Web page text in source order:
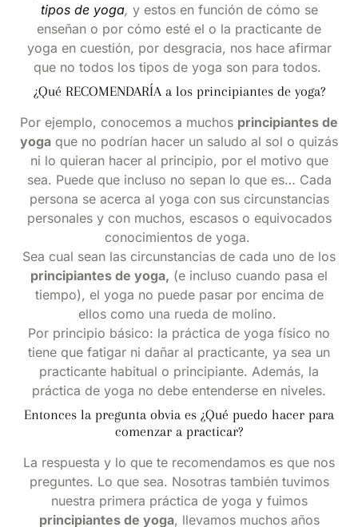
tipos de yoga, y estos en función de cómo se
enseñan o por cómo esté el o la practicante de
yoga en cuestión, por desgracia, nos hace afirmar
que no todos los tipos de yoga son para todos.
¿Qué RECOMENDARÍA a los principiantes de yoga?
Por ejemplo, conocemos a muchos principiantes de
yoga que no podrían hacer un saludo al sol o quizás
ni lo quieran hacer al principio, por el motivo que
sea. Puede que incluso no sepan lo que es… Cada
persona se acerca al yoga con sus circunstancias
personales y con muchos, escasos o equivocados
conocimientos de yoga.
Sea cual sean las circunstancias de cada uno de los
principiantes de yoga, (e incluso cuando pasa el
tiempo), el yoga no puede pasar por encima de
ellos como una rueda de molino.
Por principio básico: la práctica de yoga físico no
tiene que fatigar ni dañar al practicante, ya sea un
practicante habitual o principiante. Además, la
práctica de yoga no debe entenderse en niveles.
Entonces la pregunta obvia es ¿Qué puedo hacer para
comenzar a practicar?
La respuesta y lo que te recomendamos es que nos
preguntes. Lo que sea. Nosotras también tuvimos
nuestra primera práctica de yoga y fuimos
principiantes de yoga, llevamos muchos años